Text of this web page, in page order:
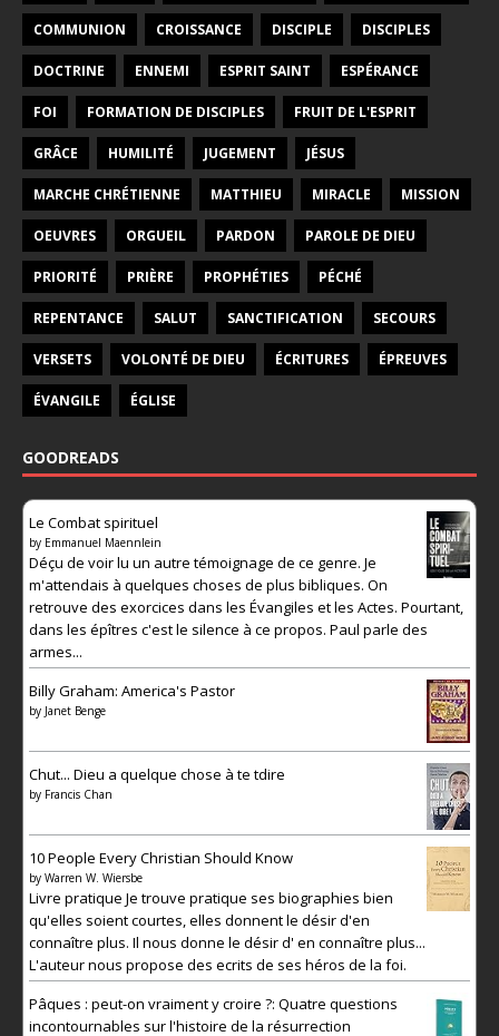
COMMUNION CROISSANCE DISCIPLE DISCIPLES
DOCTRINE ENNEMI ESPRIT SAINT ESPÉRANCE
FOI FORMATION DE DISCIPLES FRUIT DE L'ESPRIT
GRÂCE HUMILITÉ JUGEMENT JÉSUS
MARCHE CHRÉTIENNE MATTHIEU MIRACLE MISSION
OEUVRES ORGUEIL PARDON PAROLE DE DIEU
PRIORITÉ PRIÈRE PROPHÉTIES PÉCHÉ
REPENTANCE SALUT SANCTIFICATION SECOURS
VERSETS VOLONTÉ DE DIEU ÉCRITURES ÉPREUVES
ÉVANGILE ÉGLISE
GOODREADS
Le Combat spirituel
by Emmanuel Maennlein
Déçu de voir lu un autre témoignage de ce genre. Je
m'attendais à quelques choses de plus bibliques. On
retrouve des exorcices dans les Évangiles et les Actes. Pourtant,
dans les épîtres c'est le silence à ce propos. Paul parle des
armes...
Billy Graham: America's Pastor
by Janet Benge
Chut... Dieu a quelque chose à te tdire
by Francis Chan
10 People Every Christian Should Know
by Warren W. Wiersbe
Livre pratique Je trouve pratique ses biographies bien
qu'elles soient courtes, elles donnent le désir d'en
connaître plus. Il nous donne le désir d' en connaître plus...
L'auteur nous propose des ecrits de ses héros de la foi.
Pâques : peut-on vraiment y croire ?: Quatre questions
incontournables sur l'histoire de la résurrection